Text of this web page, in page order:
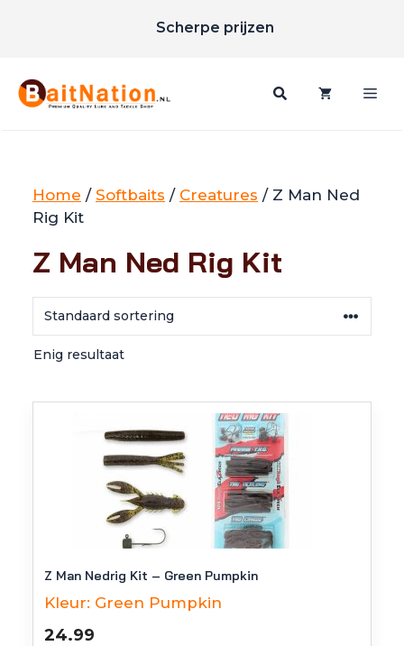
inhoud
Scherpe prijzen
Home / Softbaits / Creatures / Z Man Ned
Rig Kit
Z Man Ned Rig Kit
Enig resultaat
Z Man Nedrig Kit – Green Pumpkin
Kleur: Green Pumpkin
24.99